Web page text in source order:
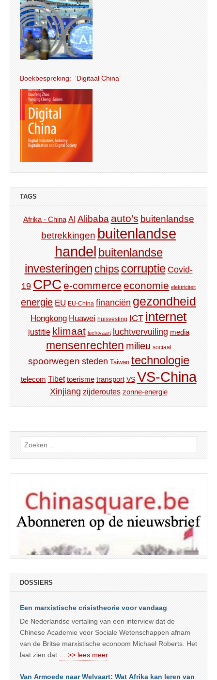
Boekbespreking: ‘Digitaal China’
TAGS
Afrika - China AI Alibaba auto's buitenlandse
betrekkingen buitenlandse
handel buitenlandse
investeringen chips corruptie Covid-
19 CPC e-commerce economie elektriciteit
energie EU EU-China financiën gezondheid
Hongkong Huawei huisvesting ICT internet
justitie klimaat luchtvaart luchtvervuiling media
mensenrechten milieu sociaal
spoorwegen steden Taiwan technologie
telecom Tibet toerisme transport VS VS-China
Xinjiang zijderoutes zonne-energie
Zoeken
naar:
DOSSIERS
Een marxistische crisistheorie voor vandaag
De Nederlandse vertaling van een interview dat de
Chinese Academie voor Sociale Wetenschappen afnam
van de Britse marxistische econoom Michael Roberts. Het
laat zien dat
… >> lees meer
Van Armoede naar Welvaart: Wat Afrika kan leren van